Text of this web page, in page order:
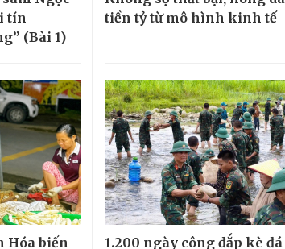
tín
(Bài 1)
tiền tỷ từ mô hình kinh tế
Hóa biến
1.200 ngày công đắp kè